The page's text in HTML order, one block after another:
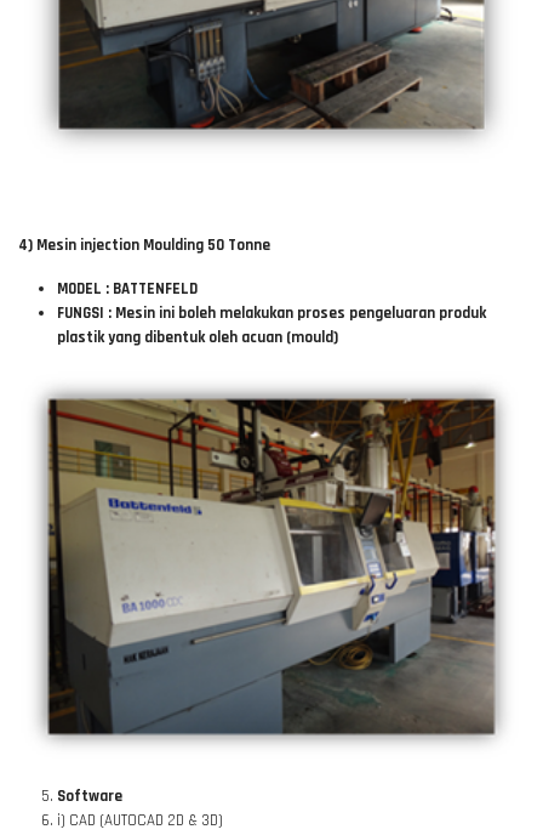
4) Mesin injection Moulding 50 Tonne
MODEL : BATTENFELD
FUNGSI : Mesin ini boleh melakukan proses pengeluaran produk
plastik yang dibentuk oleh acuan (mould)
Software
i) CAD (AUTOCAD 2D & 3D)